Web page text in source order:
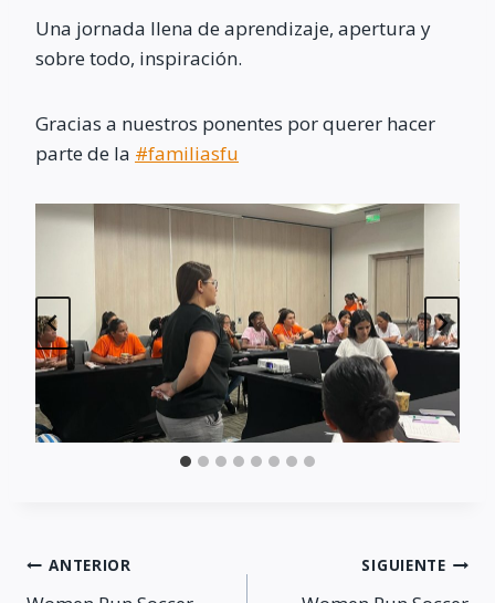
Una jornada llena de aprendizaje, apertura y
sobre todo, inspiración.
Gracias a nuestros ponentes por querer hacer
parte de la #familiasfu
Navegación
ANTERIOR SIGUIENTE